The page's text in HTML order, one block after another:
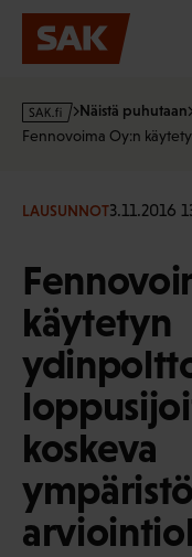
Hyppää
sisältöön
s
a
f
Näistä puhutaan
Fennovoima Oy:n
LAUSUNNOT3.11.2016
käytetyn
koskeva